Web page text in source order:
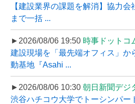
【建設業界の課題を解消】協力
まで一括 ...
►2026/08/06 19:50 時事ドットコ
建設現場を「最先端オフィス」か
動基地『Asahi ...
►2026/08/06 10:30 朝日新聞デジ
渋谷ハチコウ大学でトーシンパー